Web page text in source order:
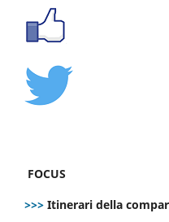
FOCUS
>>> Itinerari della